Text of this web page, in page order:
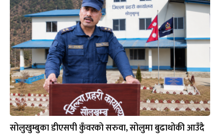
सोलुखुम्बुका डीएसपी कुँवरको सरुवा, सोलुमा बुढाथोकी आउँदै